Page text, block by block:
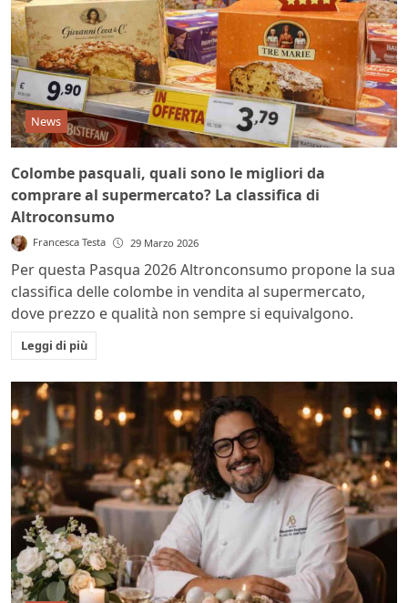
News
Colombe pasquali, quali sono le migliori da
comprare al supermercato? La classifica di
Altroconsumo
Francesca Testa 29 Marzo 2026
Per questa Pasqua 2026 Altronconsumo propone la sua
classifica delle colombe in vendita al supermercato,
dove prezzo e qualità non sempre si equivalgono.
Leggi di più